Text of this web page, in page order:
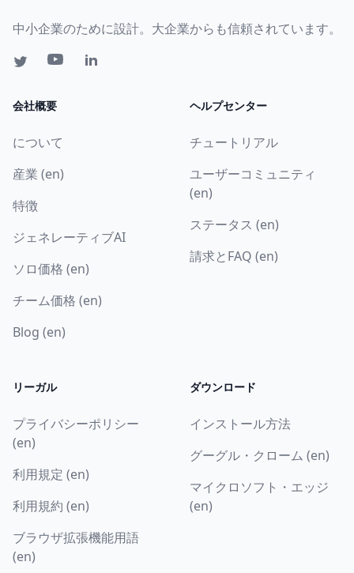
中小企業のために設計。大企業からも信頼されています。
会社概要
について
産業 (en)
特徴
ジェネレーティブAI
ソロ価格 (en)
チーム価格 (en)
Blog (en)
ヘルプセンター
チュートリアル
ユーザーコミュニティ
(en)
ステータス (en)
請求とFAQ (en)
リーガル
プライバシーポリシー
(en)
利用規定 (en)
利用規約 (en)
ブラウザ拡張機能用語
(en)
ダウンロード
インストール方法
グーグル・クローム (en)
マイクロソフト・エッジ
(en)